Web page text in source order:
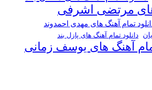
های مرتضی اشرفی
تمام آهنگ های مهدی احمدوند
دانلود تمام آهنگ های پازل بند
آهنگ های یوسف زمانی